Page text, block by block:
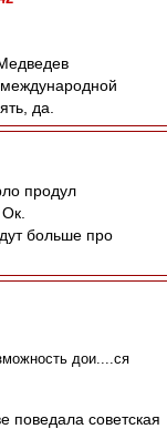
да.
продул
больше про
дои....ся
поведала советская